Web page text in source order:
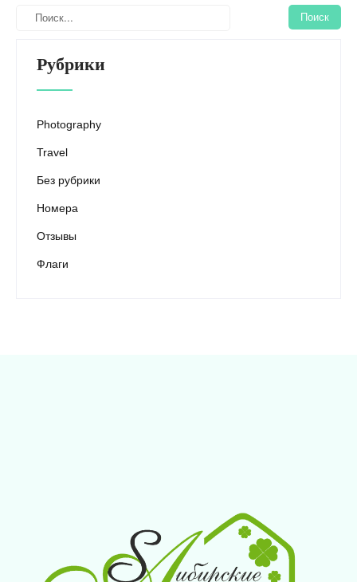
Рубрики
Photography
Travel
Без рубрики
Номера
Отзывы
Флаги